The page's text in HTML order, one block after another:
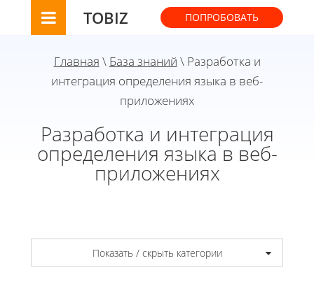
TOBIZ ПОПРОБОВАТЬ
Главная \ База знаний \ Разработка и
интеграция определения языка в веб-
приложениях
Разработка и интеграция
определения языка в веб-
приложениях
Показать / скрыть категории